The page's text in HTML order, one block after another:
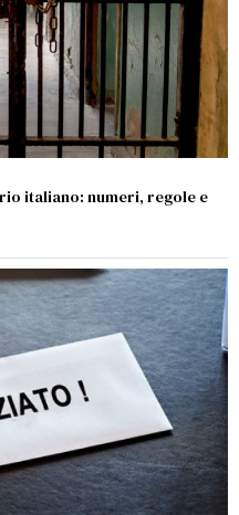
italiano: numeri, regole e